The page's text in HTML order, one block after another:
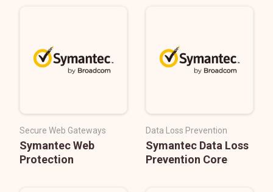
Secure Web Gateways
Symantec Web
Protection
Data Loss Prevention
Symantec Data Loss
Prevention Core